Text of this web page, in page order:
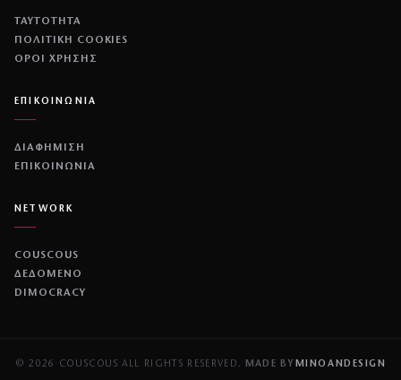
ΤΑΥΤΟΤΗΤΑ
ΠΟΛΙΤΙΚΉ COOKIES
ΌΡΟΙ ΧΡΉΣΗΣ
ΕΠΙΚΟΙΝΩΝΙΑ
ΔΙΑΦΗΜΙΣΗ
ΕΠΙΚΟΙΝΩΝΙΑ
NETWORK
COUSCOUS
ΔΕΔΟΜΕΝΟ
DIMOCRACY
© 2026 COUSCOUS ALL RIGHTS RESERVED. MADE BY MINOANDESIGN